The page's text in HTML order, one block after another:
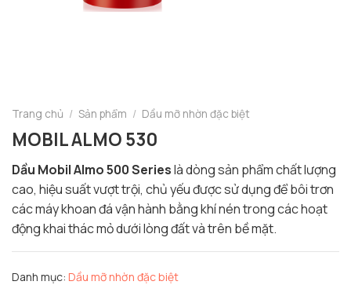
Trang chủ / Sản phẩm / Dầu mỡ nhờn đặc biệt
MOBIL ALMO 530
Dầu Mobil Almo 500 Serieslà dòng sản phẩm chất lượng
cao, hiệu suất vượt trội, chủ yếu được sử dụng để bôi trơn
các máy khoan đá vận hành bằng khí nén trong các hoạt
động khai thác mỏ dưới lòng đất và trên bề mặt.
Danh mục: Dầu mỡ nhờn đặc biệt